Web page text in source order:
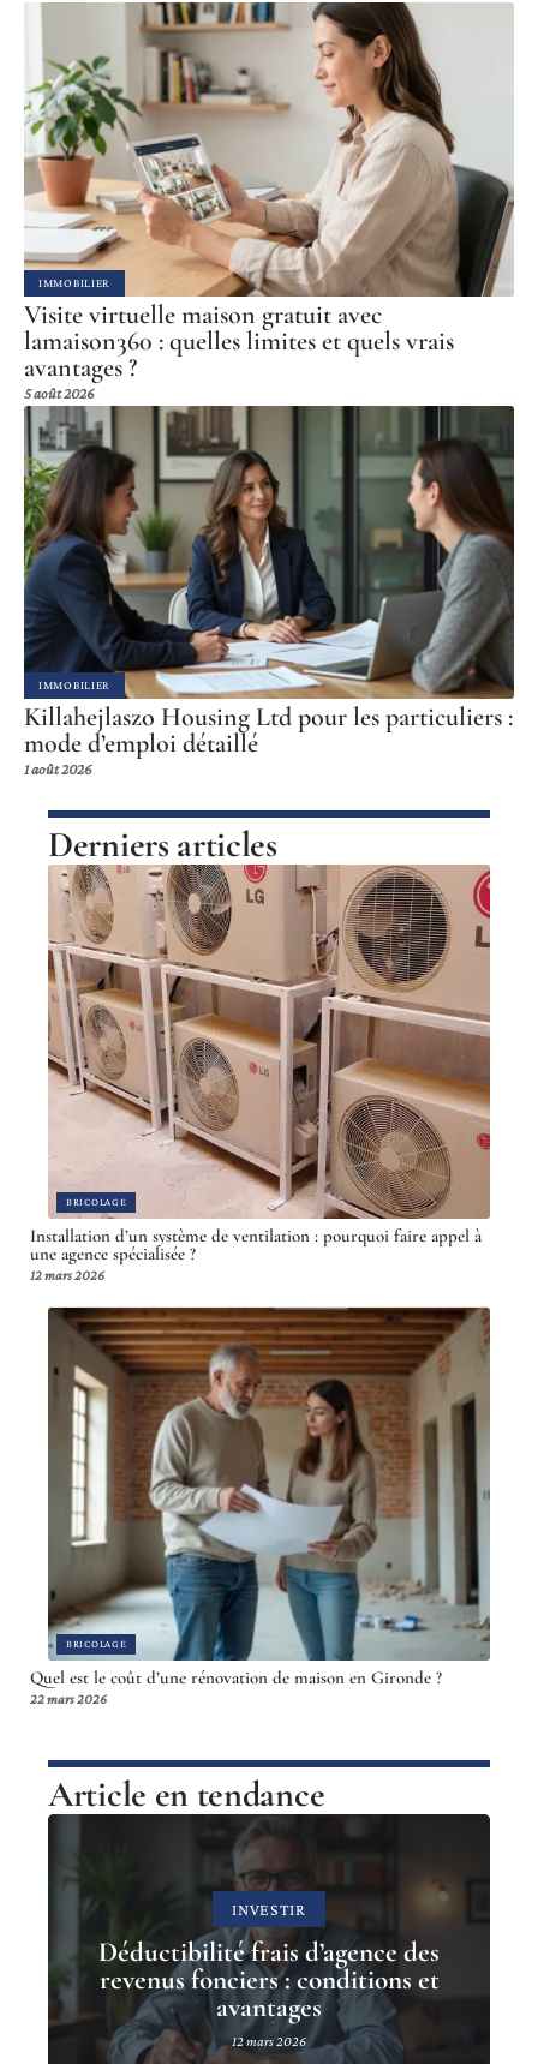
IMMOBILIER
Visite virtuelle maison gratuit avec
lamaison360 : quelles limites et quels vrais
avantages ?
5 août 2026
IMMOBILIER
Killahejlaszo Housing Ltd pour les particuliers :
mode d’emploi détaillé
1 août 2026
Derniers articles
BRICOLAGE
Installation d’un système de ventilation : pourquoi faire appel à
une agence spécialisée ?
12 mars 2026
BRICOLAGE
Quel est le coût d’une rénovation de maison en Gironde ?
22 mars 2026
Article en tendance
INVESTIR
Déductibilité frais d’agence des
revenus fonciers : conditions et
avantages
12 mars 2026